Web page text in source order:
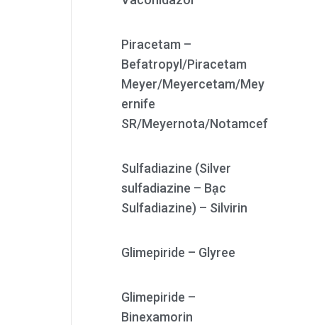
Piracetam –
Befatropyl/Piracetam
Meyer/Meyercetam/Mey
ernife
SR/Meyernota/Notamcef
Sulfadiazine (Silver
sulfadiazine – Bạc
Sulfadiazine) – Silvirin
Glimepiride – Glyree
Glimepiride –
Binexamorin